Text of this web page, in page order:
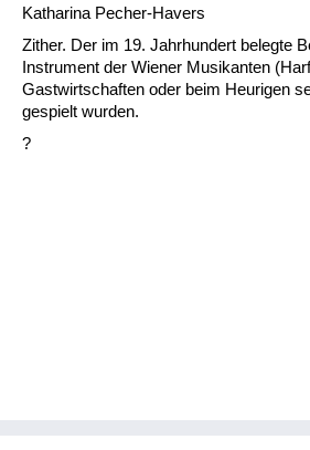
Kategorie
Natur und
Katharina Pecher-Havers
Zither. Der im 19. Jahrhundert belegte
Instrument der Wiener Musikanten
Gastwirtschaften oder beim Heurigen
gespielt wurden.
?